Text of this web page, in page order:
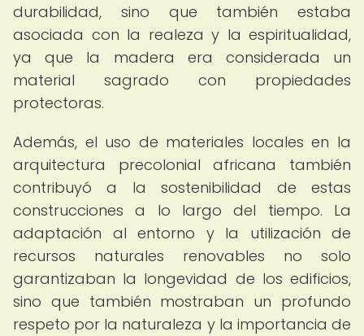
durabilidad, sino que también estaba
asociada con la realeza y la espiritualidad,
ya que la madera era considerada un
material sagrado con propiedades
protectoras.
Además, el uso de materiales locales en la
arquitectura precolonial africana también
contribuyó a la sostenibilidad de estas
construcciones a lo largo del tiempo. La
adaptación al entorno y la utilización de
recursos naturales renovables no solo
garantizaban la longevidad de los edificios,
sino que también mostraban un profundo
respeto por la naturaleza y la importancia de